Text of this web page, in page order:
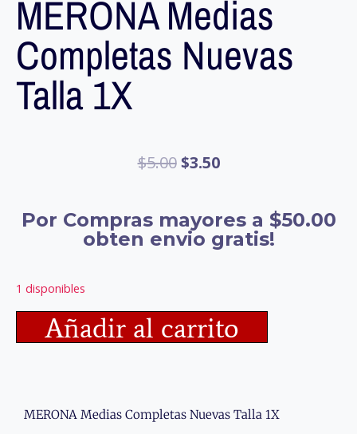
MERONA Medias
Completas Nuevas
Talla 1X
$5.00 $3.50
Por Compras mayores a $50.00
obten envio gratis!
1 disponibles
Añadir al carrito
MERONA Medias Completas Nuevas Talla 1X